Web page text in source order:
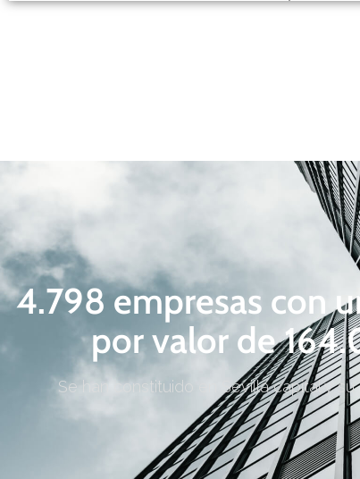
4.798 empresas con
por valor de
Se han constituido en Sevilla capital y